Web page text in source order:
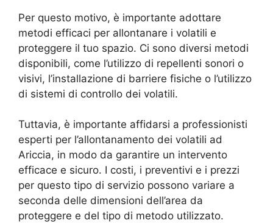
Per questo motivo, è importante adottare
metodi efficaci per allontanare i volatili e
proteggere il tuo spazio. Ci sono diversi metodi
disponibili, come l’utilizzo di repellenti sonori o
visivi, l’installazione di barriere fisiche o l’utilizzo
di sistemi di controllo dei volatili.
Tuttavia, è importante affidarsi a professionisti
esperti per l’allontanamento dei volatili ad
Ariccia, in modo da garantire un intervento
efficace e sicuro. I costi, i preventivi e i prezzi
per questo tipo di servizio possono variare a
seconda delle dimensioni dell’area da
proteggere e del tipo di metodo utilizzato.